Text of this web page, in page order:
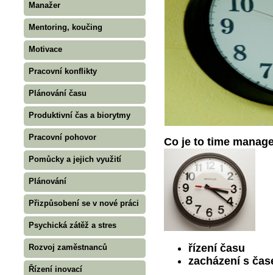
Manažer
Mentoring, koučing
Motivace
Pracovní konflikty
Plánování času
Produktivní čas a biorytmy
Pracovní pohovor
Pomůcky a jejich využití
Plánování
Přizpůsobení se v nové práci
Psychická zátěž a stres
Rozvoj zaměstnanců
Řízení inovací
Co je to time
řízení času
zacházení s